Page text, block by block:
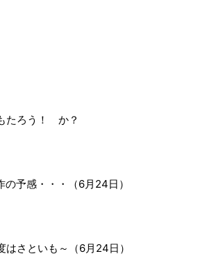
たろう！ か？
予感・・・（6月24日）
さといも～（6月24日）